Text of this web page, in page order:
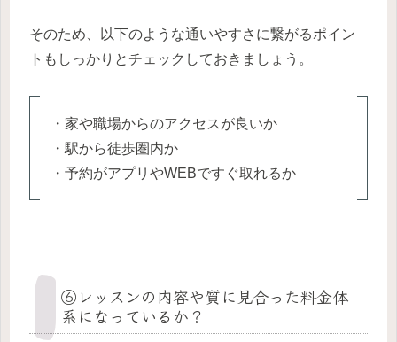
そのため、以下のような通いやすさに繋がるポイン
トもしっかりとチェックしておきましょう。
・家や職場からのアクセスが良いか
・駅から徒歩圏内か
・予約がアプリやWEBですぐ取れるか
⑥レッスンの内容や質に見合った料金体
系になっているか？